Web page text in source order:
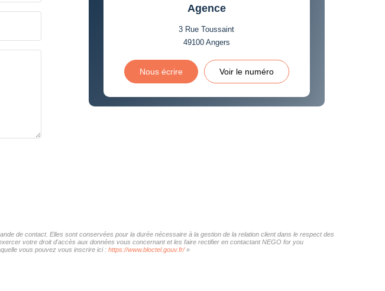
Agence
3 Rue Toussaint
49100 Angers
Nous écrire Voir le numéro
de contact. Elles sont conservées pour la durée nécessaire à la gestion de la relation client dans le respect des
votre droit d'accès aux données vous concernant et les faire rectifier en contactant NEGO for you
vous pouvez vous inscrire ici : https://www.bloctel.gouv.fr/»